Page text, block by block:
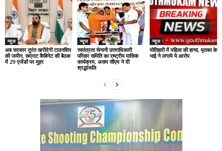
न्यूज
अब सरकार तुरंत खरीदेगी टाउनशिप
की जमीन, सम्राट कैबिनेट की बैठक
में 29 एजेंडों पर मुहर
न्यूज
स्वतंत्रता सेनानी उत्तराधिकारी
परिवार समिति का राष्ट्रीय मासिक
कार्यक्रम, असम सीएम ने दी
श्रद्धांजलि
न्यूज
मोतिहारी में महिला की हत्या, मृतका के
भाई ने लगाये ये आरोप